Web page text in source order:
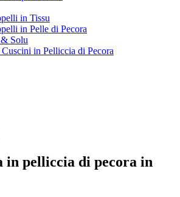
in Tissu
in Pelle di Pecora
Solu
in Pelliccia di Pecora
in pelliccia di pecora in